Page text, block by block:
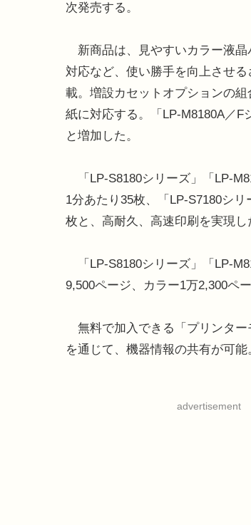
次発売する。
新商品は、見やすいカラー液晶
対応など、使い勝手を向上させ
載。増設カセットオプションの
紙に対応する。「LP-M8180A／
と増加した。
「LP-S8180シリーズ」「LP-
1分あたり35枚、「LP-S7180シ
枚と、高耐久、高速印刷を実現し
「LP-S8180シリーズ」「LP-
9,500ページ、カラー1万2,300ペ
無料で加入できる「プリンター
を通じて、機器情報の共有が可
advertisement